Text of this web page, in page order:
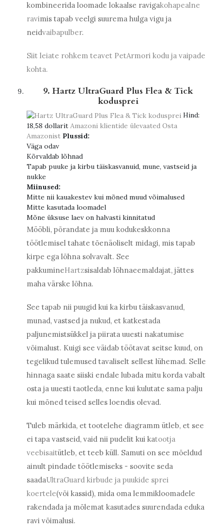
kombineerida loomade lokaalse ravigakohapealne
ravimis tapab veelgi suurema hulga vigu ja
neidvaibapulber.
Siit leiate rohkem teavet PetArmori kodu ja vaipade
kohta.
9. Hartz UltraGuard Plus Flea & Tick
kodusprei
Hind:
18,58 dollarit Amazoni klientide ülevaated Osta
Amazonist Plussid:
Väga odav
Kõrvaldab lõhnad
Tapab puuke ja kirbu täiskasvanuid, mune, vastseid ja
nukke
Miinused:
Mitte nii kauakestev kui mõned muud võimalused
Mitte kasutada loomadel
Mõne üksuse laev on halvasti kinnitatud
Mööbli, põrandate ja muu kodukeskkonna
töötlemisel tahate tõenäoliselt midagi, mis tapab
kirpe ega lõhna solvavalt. See
pakkumineHartzsisaldab lõhnaeemaldajat, jättes
maha värske lõhna.
See tapab nii puugid kui ka kirbu täiskasvanud,
munad, vastsed ja nukud, et katkestada
paljunemistsükkel ja piirata uuesti nakatumise
võimalust. Kuigi see väidab töötavat seitse kuud, on
tegelikud tulemused tavaliselt sellest lühemad. Selle
hinnaga saate siiski endale lubada mitu korda vabalt
osta ja uuesti taotleda, enne kui kulutate sama palju
kui mõned teised selles loendis olevad.
Tuleb märkida, et tootelehe diagramm ütleb, et see
ei tapa vastseid, vaid nii pudelit kui katootja
veebisaitütleb, et teeb küll. Samuti on see mõeldud
ainult pindade töötlemiseks - soovite seda
saadaUltraGuard kirbude ja puukide sprei
koertele(või kassid), mida oma lemmikloomadele
rakendada ja mõlemat kasutades suurendada eduka
ravi võimalusi.